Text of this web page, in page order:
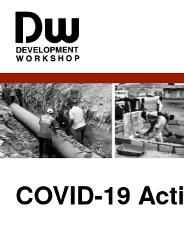
Skip
main
content
Skip
primary
sidebar
DW
Angola
Development
Workshop
Angola
COVID-19